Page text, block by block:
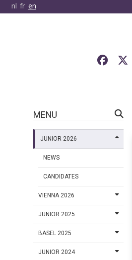
nl fr en
MENU
JUNIOR 2026
NEWS
CANDIDATES
VIENNA 2026
JUNIOR 2025
BASEL 2025
JUNIOR 2024